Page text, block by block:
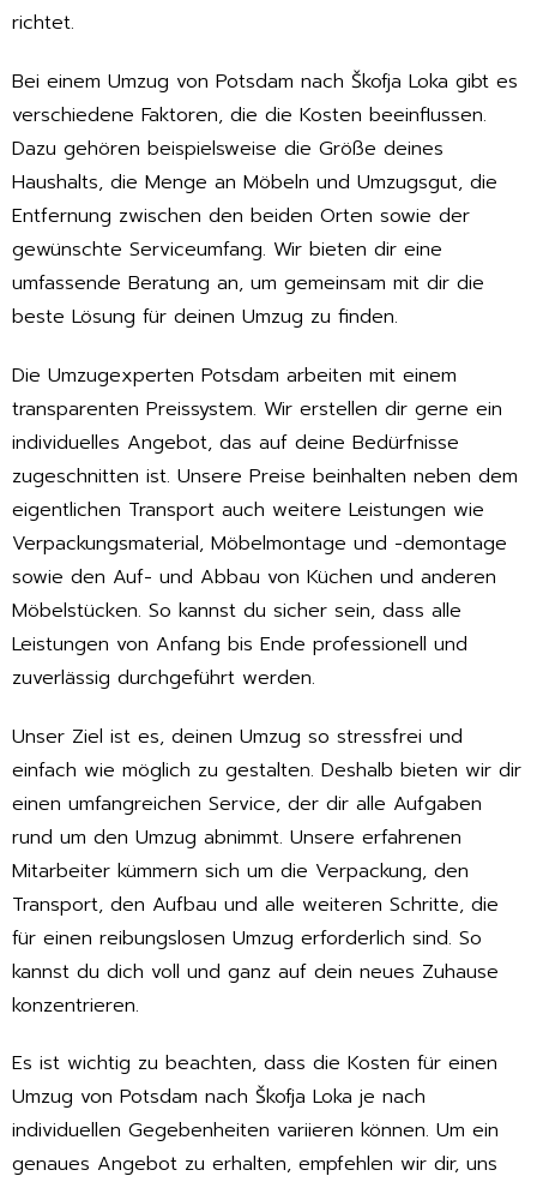
richtet.
Bei einem Umzug von Potsdam nach Škofja Loka gibt es
verschiedene Faktoren, die die Kosten beeinflussen.
Dazu gehören beispielsweise die Größe deines
Haushalts, die Menge an Möbeln und Umzugsgut, die
Entfernung zwischen den beiden Orten sowie der
gewünschte Serviceumfang. Wir bieten dir eine
umfassende Beratung an, um gemeinsam mit dir die
beste Lösung für deinen Umzug zu finden.
Die Umzugexperten Potsdam arbeiten mit einem
transparenten Preissystem. Wir erstellen dir gerne ein
individuelles Angebot, das auf deine Bedürfnisse
zugeschnitten ist. Unsere Preise beinhalten neben dem
eigentlichen Transport auch weitere Leistungen wie
Verpackungsmaterial, Möbelmontage und -demontage
sowie den Auf- und Abbau von Küchen und anderen
Möbelstücken. So kannst du sicher sein, dass alle
Leistungen von Anfang bis Ende professionell und
zuverlässig durchgeführt werden.
Unser Ziel ist es, deinen Umzug so stressfrei und
einfach wie möglich zu gestalten. Deshalb bieten wir dir
einen umfangreichen Service, der dir alle Aufgaben
rund um den Umzug abnimmt. Unsere erfahrenen
Mitarbeiter kümmern sich um die Verpackung, den
Transport, den Aufbau und alle weiteren Schritte, die
für einen reibungslosen Umzug erforderlich sind. So
kannst du dich voll und ganz auf dein neues Zuhause
konzentrieren.
Es ist wichtig zu beachten, dass die Kosten für einen
Umzug von Potsdam nach Škofja Loka je nach
individuellen Gegebenheiten variieren können. Um ein
genaues Angebot zu erhalten, empfehlen wir dir, uns